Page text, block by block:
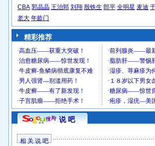
CBA 郭晶晶 王治郅 刘翔 殷铁生 郎平 全明星 麦迪
老大 年龄门
精彩推荐
说 吧
相 关 说 吧